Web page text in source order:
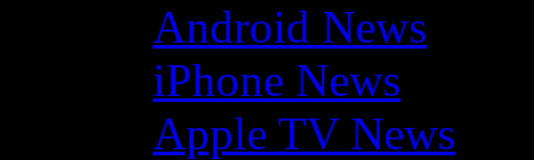
Android News
iPhone News
Apple TV News